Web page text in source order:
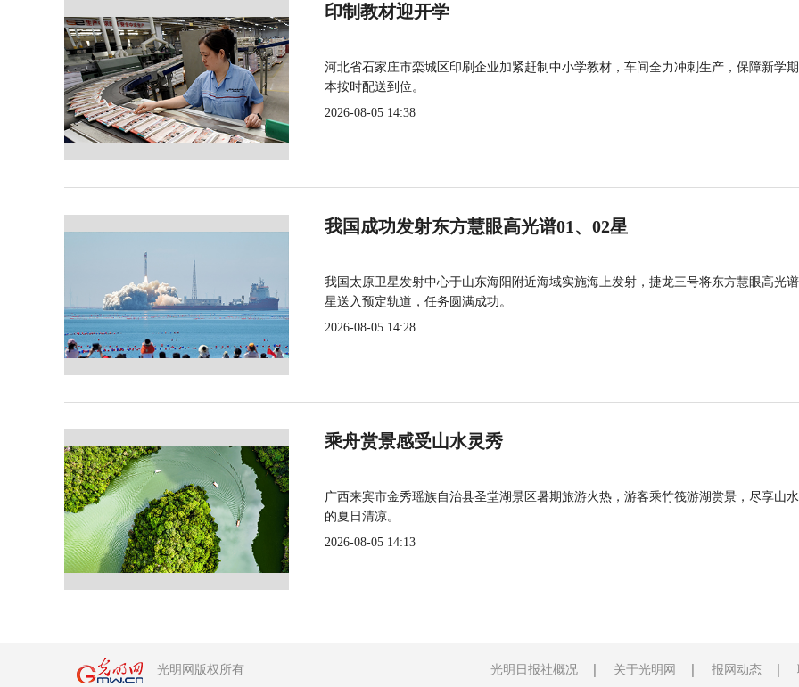
印制教材迎开学
河北省石家庄市栾城区印刷企业加紧赶制中小学教材，车间全力冲刺生产，保障新学
本按时配送到位。
2026-08-05 14:38
我国成功发射东方慧眼高光谱01、02星
我国太原卫星发射中心于山东海阳附近海域实施海上发射，捷龙三号将东方慧眼高光
星送入预定轨道，任务圆满成功。
2026-08-05 14:28
乘舟赏景感受山水灵秀
广西来宾市金秀瑶族自治县圣堂湖景区暑期旅游火热，游客乘竹筏游湖赏景，尽享山
的夏日清凉。
2026-08-05 14:13
光明网版权所有 光明日报社概况 关于光明网 报网动态